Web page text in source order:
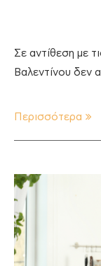
Σε αντίθεση με
Βαλεντίνου δεν
Περισσότερα